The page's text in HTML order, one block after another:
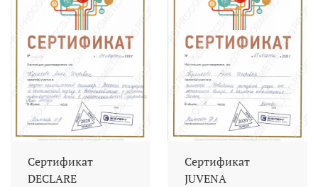
Сертификат
DECLARE
Сертификат
JUVENA